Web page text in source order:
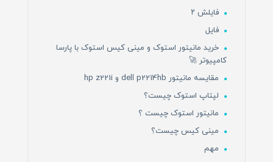
فایلش ۲
فایل
خرید مانیتور استوک و مینی کیس استوک با پارسا
کامپیوتر 🚀
مقایسه مانیتور dell p2214hb و hp z221i
لپتاپ استوک چیست؟
مانیتور استوک چیست ؟
مینی کیس چیست؟
مهم